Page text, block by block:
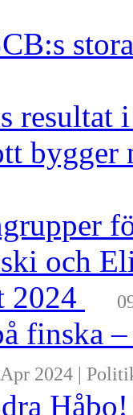
resultat
och
2024
finska
2024 |